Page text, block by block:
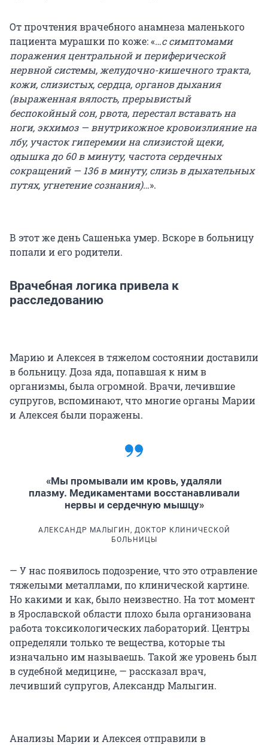
От прочтения врачебного анамнеза маленького
пациента мурашки по коже: «…с симптомами
поражения центральной и периферической
нервной системы, желудочно-кишечного тракта,
кожи, слизистых, сердца, органов дыхания
(выраженная вялость, прерывистый
беспокойный сон, рвота, перестал вставать на
ноги, экхимоз — внутрикожное кровоизлияние на
лбу, участок гиперемии на слизистой щеки,
одышка до 60 в минуту, частота сердечных
сокращений — 136 в минуту, слизь в дыхательных
путях, угнетение сознания)…».
В этот же день Сашенька умер. Вскоре в больницу
попали и его родители.
Врачебная логика привела к
расследованию
Марию и Алексея в тяжелом состоянии доставили
в больницу. Доза яда, попавшая к ним в
организмы, была огромной. Врачи, лечившие
супругов, вспоминают, что многие органы Марии
и Алексея были поражены.
«Мы промывали им кровь, удаляли
плазму. Медикаментами восстанавливали
нервы и сердечную мышцу»
АЛЕКСАНДР МАЛЫГИН, ДОКТОР КЛИНИЧЕСКОЙ
БОЛЬНИЦЫ
— У нас появилось подозрение, что это отравление
тяжелыми металлами, по клинической картине.
Но какими и как, было неизвестно. На тот момент
в Ярославской области плохо была организована
работа токсикологических лабораторий. Центры
определяли только те вещества, которые ты
изначально им называешь. Такой же уровень был
в судебной медицине, — рассказал врач,
лечивший супругов, Александр Малыгин.
Анализы Марии и Алексея отправили в